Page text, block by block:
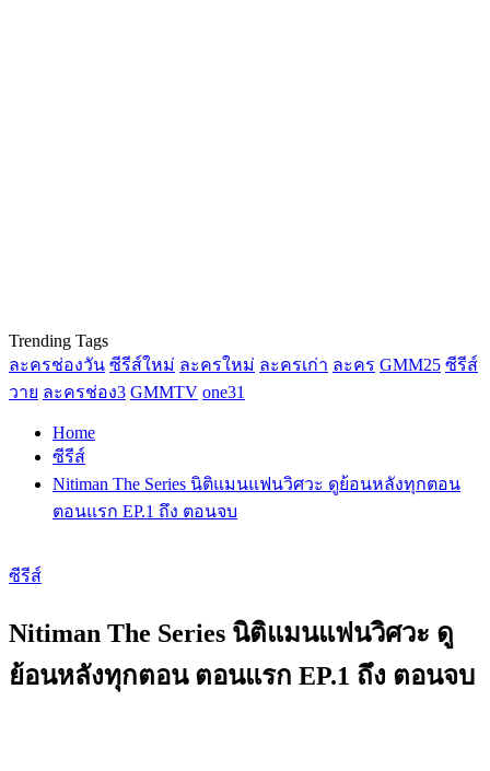
Trending Tags
ละครช่องวัน ซีรีส์ใหม่ ละครใหม่ ละครเก่า ละคร GMM25 ซีรีส์
วาย ละครช่อง3 GMMTV one31
Home
ซีรีส์
Nitiman The Series นิติแมนแฟนวิศวะ ดูย้อนหลังทุกตอน
ตอนแรก EP.1 ถึง ตอนจบ
ซีรีส์
Nitiman The Series นิติแมนแฟนวิศวะ ดู
ย้อนหลังทุกตอน ตอนแรก EP.1 ถึง ตอนจบ